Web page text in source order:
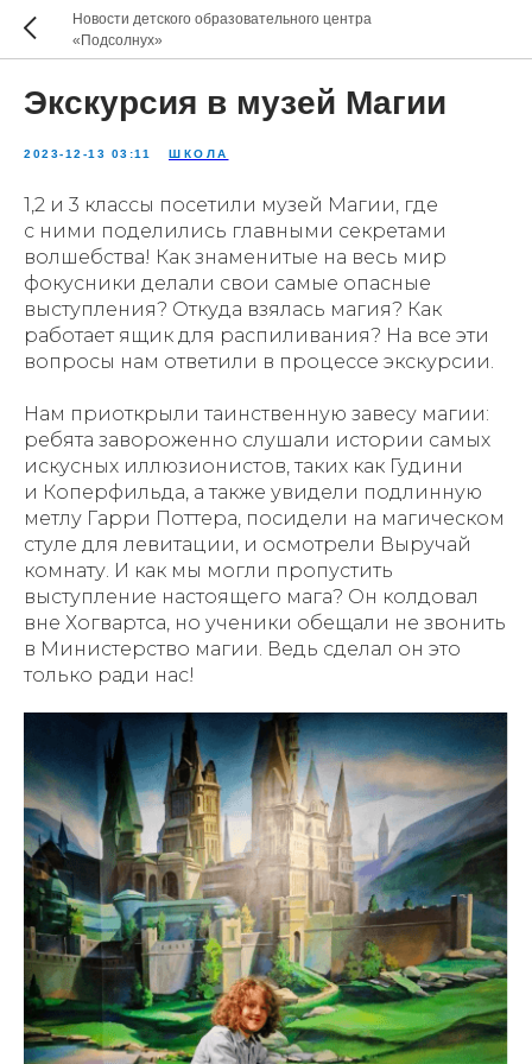
Новости детского образовательного центра
«Подсолнух»
Экскурсия в музей Магии
2023-12-13 03:11 ШКОЛА
1,2 и 3 классы посетили музей Магии, где
с ними поделились главными секретами
волшебства! Как знаменитые на весь мир
фокусники делали свои самые опасные
выступления? Откуда взялась магия? Как
работает ящик для распиливания? На все эти
вопросы нам ответили в процессе экскурсии.
Нам приоткрыли таинственную завесу магии:
ребята завороженно слушали истории самых
искусных иллюзионистов, таких как Гудини
и Коперфильда, а также увидели подлинную
метлу Гарри Поттера, посидели на магическом
стуле для левитации, и осмотрели Выручай
комнату. И как мы могли пропустить
выступление настоящего мага? Он колдовал
вне Хогвартса, но ученики обещали не звонить
в Министерство магии. Ведь сделал он это
только ради нас!